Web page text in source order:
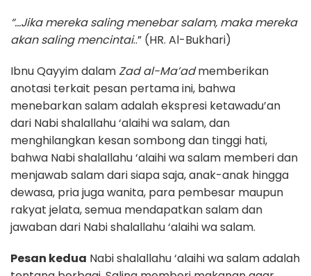
“…Jika mereka saling menebar salam, maka mereka
akan saling mencintai..” (HR. Al-Bukhari)
Ibnu Qayyim dalamZad al-Ma’admemberikan
anotasi terkait pesan pertama ini, bahwa
menebarkan salam adalah ekspresi ketawadu’an
dari Nabi shalallahu ‘alaihi wa salam, dan
menghilangkan kesan sombong dan tinggi hati,
bahwa Nabi shalallahu ‘alaihi wa salam memberi dan
menjawab salam dari siapa saja, anak-anak hingga
dewasa, pria juga wanita, para pembesar maupun
rakyat jelata, semua mendapatkan salam dan
jawaban dari Nabi shalallahu ‘alaihi wa salam.
Pesan kedua Nabi shalallahu ‘alaihi wa salam adalah